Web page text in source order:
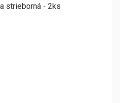
strieborná - 2ks